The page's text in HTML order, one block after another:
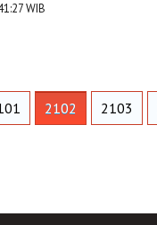
WIB
2102 2103